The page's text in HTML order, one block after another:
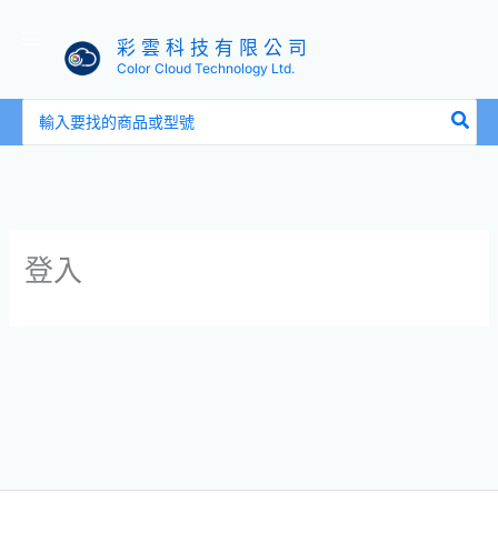
彩 雲 科 技 有 限 公 司
Color Cloud Technology Ltd.
尋：
登入